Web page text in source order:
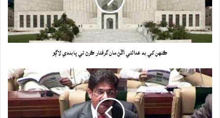
ڪنهن کي به عدالتي اڱڻ مان گرفتار ڪرڻ تي پابندي لاڳو